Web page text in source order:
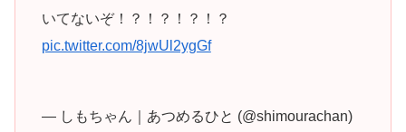
いてないぞ！？！？！？！？
pic.twitter.com/8jwUl2ygGf
— しもちゃん｜あつめるひと (@shimourachan)